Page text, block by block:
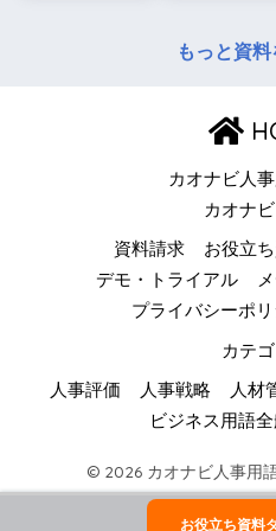
もっと資
カオナビ人
カオナ
資料請求 お役立
デモ・トライアル
プライバシーポ
カテ
人事評価 人事戦略 人材
ビジネス用語
© 2026 カオナビ人事用
お役立ち資料